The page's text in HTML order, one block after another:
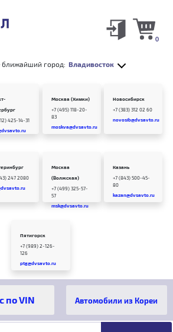
ближайший город: Владивосток
0
425-14-31
Москва (Химки)
+7 (495) 118-20-
83
moskva@dvsavto.ru
Новосибирск
+7 (383) 312 02 60
novosib@dvsavto.ru
247 2080
Москва
(Волжская)
+7 (499) 325-57-
57
msk@dvsavto.ru
Казань
+7 (843) 500-45-
80
kazan@dvsavto.ru
Пятигорск
+7 (989) 2-126-
126
ptg@dvsavto.ru
Автомобили из Кореи